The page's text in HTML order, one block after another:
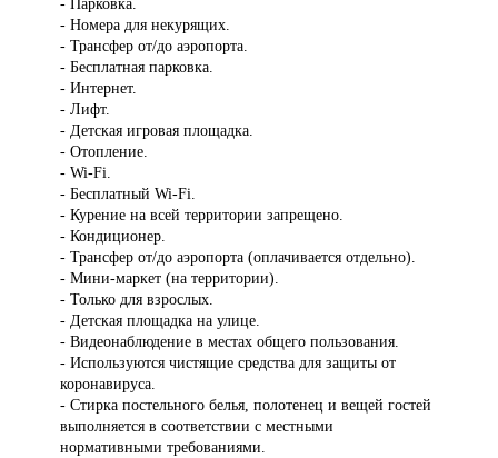
- Парковка.
- Номера для некурящих.
- Трансфер от/до аэропорта.
- Бесплатная парковка.
- Интернет.
- Лифт.
- Детская игровая площадка.
- Отопление.
- Wi-Fi.
- Бесплатный Wi-Fi.
- Курение на всей территории запрещено.
- Кондиционер.
- Трансфер от/до аэропорта (оплачивается отдельно).
- Мини-маркет (на территории).
- Только для взрослых.
- Детская площадка на улице.
- Видеонаблюдение в местах общего пользования.
- Используются чистящие средства для защиты от
коронавируса.
- Стирка постельного белья, полотенец и вещей гостей
выполняется в соответствии с местными
нормативными требованиями.